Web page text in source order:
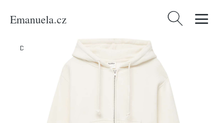
Emanuela.cz Vyhledávání
Domů Mikina Pull&Bear bílá